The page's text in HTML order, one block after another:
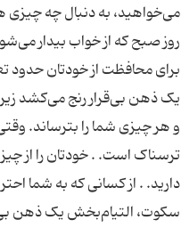
می‌‌خواهید، به دنبال چه
یک ذهن بی‌قرار رنج می‌کشد
و هر چیزی شما را بترساند.
ترسناک است. . خودتان را از